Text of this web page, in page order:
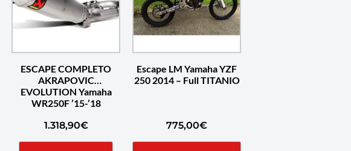
ESCAPE COMPLETO
AKRAPOVIC
EVOLUTION Yamaha
WR250F ’15-’18
1.318,90€
Escape LM Yamaha YZF
250 2014 – Full TITANIO
775,00€